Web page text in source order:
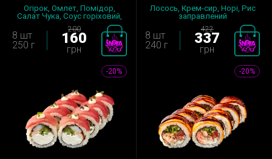
Огірок, Омлет, Помідор,
Салат Чука, Соус горіховий,
Норі...
8 шт
250 г
200
160
грн
Лосось, Крем-сир, Норі, Рис
заправлений
8 шт
240 г
422
337
грн
-20% -20%